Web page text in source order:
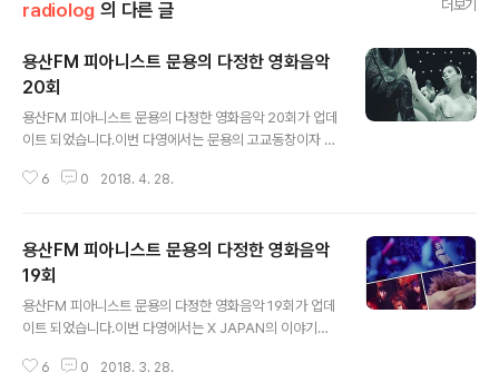
radiolog 의 다른 글 더보기
용산FM 피아니스트 문용의 다정한 영화음악
20회
용산FM 피아니스트 문용의 다정한 영화음악 20회가 업데
이트 되었습니다.이번 다영에서는 문용의 고교동창이자 구
미 작품상 감독상 미술상 음악상을 수상한영화 "셰이프 오
구구구구비둘기 비둘기게스트 비둘게 님이다 이제ㅋㅋㅋ
다정한 영화음악 20회 녹음은 문타라스튜디오에서 이뤄졌
습니다. 그럼 용산FM 피아니스트 문용의 다정한 영화음악
20회를 들어보시기 바랍니다.댓글과 좋아요는 커다란 힘
4229930팟빵: http://www.podbbang.com/ch/76
6 0 2018. 4. 28.
용산FM 피아니스트 문용의 다정한 영화음악
19회
용산FM 피아니스트 문용의 다정한 영화음악 19회가 업데
이트 되었습니다.이번 다영에서는 X JAPAN의 이야기를
들의 음악에 대해 이야기를 나누며 추억을 소환 했습니다.
6 0 2018. 3. 28.